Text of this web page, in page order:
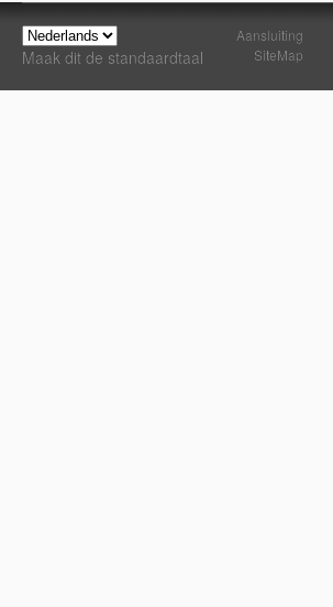
Maak dit de standaardtaal
Aansluiting
SiteMap